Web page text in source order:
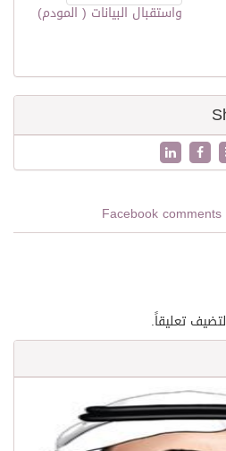
واستقبال البيانات ( المودم)
Facebook comments
لتضيف تعليقاً.